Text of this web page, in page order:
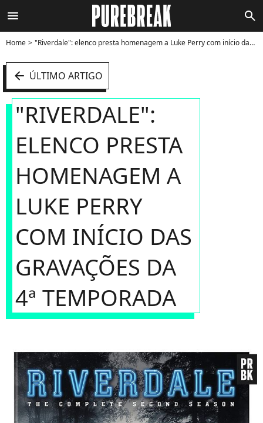
menu search
Home "Riverdale": elenco presta homenagem a Luke Perry com início das gravações da 4ª temporada - Foto
arrow_left ÚLTIMO ARTIGO
"RIVERDALE":
ELENCO PRESTA
HOMENAGEM A
LUKE PERRY
COM INÍCIO DAS
GRAVAÇÕES DA
4ª TEMPORADA